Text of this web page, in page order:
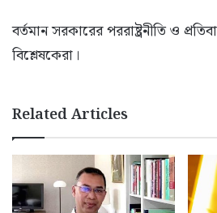
বর্তমান সরকারের পররাষ্ট্রনীতি ও
বিশ্লেষকেরা।
Related Articles